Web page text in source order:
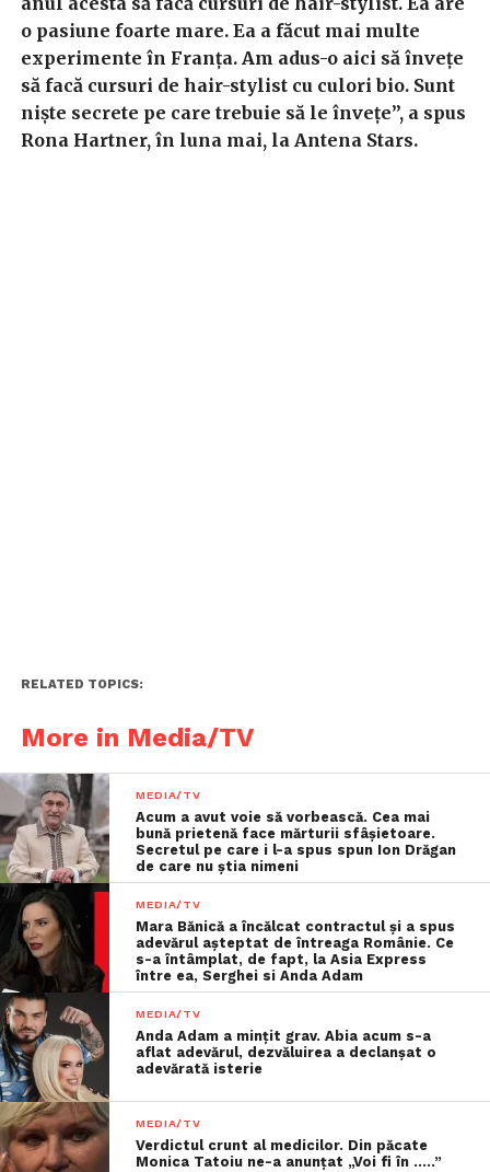
o pasiune foarte mare. Ea a făcut mai multe
experimente în Franța. Am adus-o aici să învețe
să facă cursuri de hair-stylist cu culori bio. Sunt
niște secrete pe care trebuie să le învețe”, a spus
Rona Hartner, în luna mai, la Antena Stars.
RELATED TOPICS:
More in Media/TV
MEDIA/TV
Acum a avut voie să vorbească. Cea mai
bună prietenă face mărturii sfâşietoare.
Secretul pe care i l-a spus spun Ion Drăgan
de care nu știa nimeni
MEDIA/TV
Mara Bănică a încălcat contractul și a spus
adevărul așteptat de întreaga Românie. Ce
s-a întâmplat, de fapt, la Asia Express
între ea, Serghei si Anda Adam
MEDIA/TV
Anda Adam a mințit grav. Abia acum s-a
aflat adevărul, dezvăluirea a declanșat o
adevărată isterie
MEDIA/TV
Verdictul crunt al medicilor. Din păcate
Monica Tatoiu ne-a anunțat „Voi fi în …..”